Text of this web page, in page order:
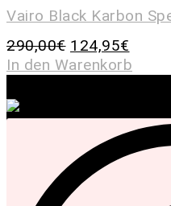
Vairo Black Karbon
290,00€ 124,95€
In den Warenkorb